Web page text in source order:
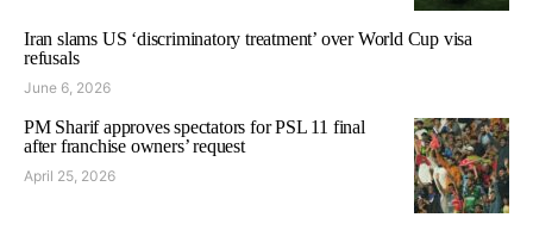
Iran slams US ‘discriminatory treatment’ over World Cup visa
refusals
June 6, 2026
PM Sharif approves spectators for PSL 11 final
after franchise owners’ request
April 25, 2026